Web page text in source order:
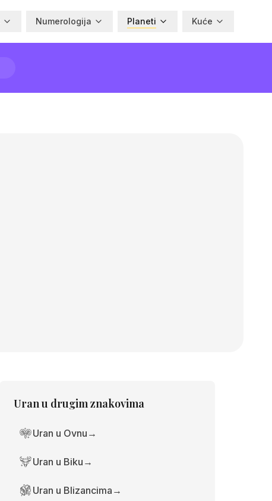
Numerologija Planeti Kuće
Uranu drugim znakovima
Uran u Ovnu →
Uran u Biku →
Uran u Blizancima →